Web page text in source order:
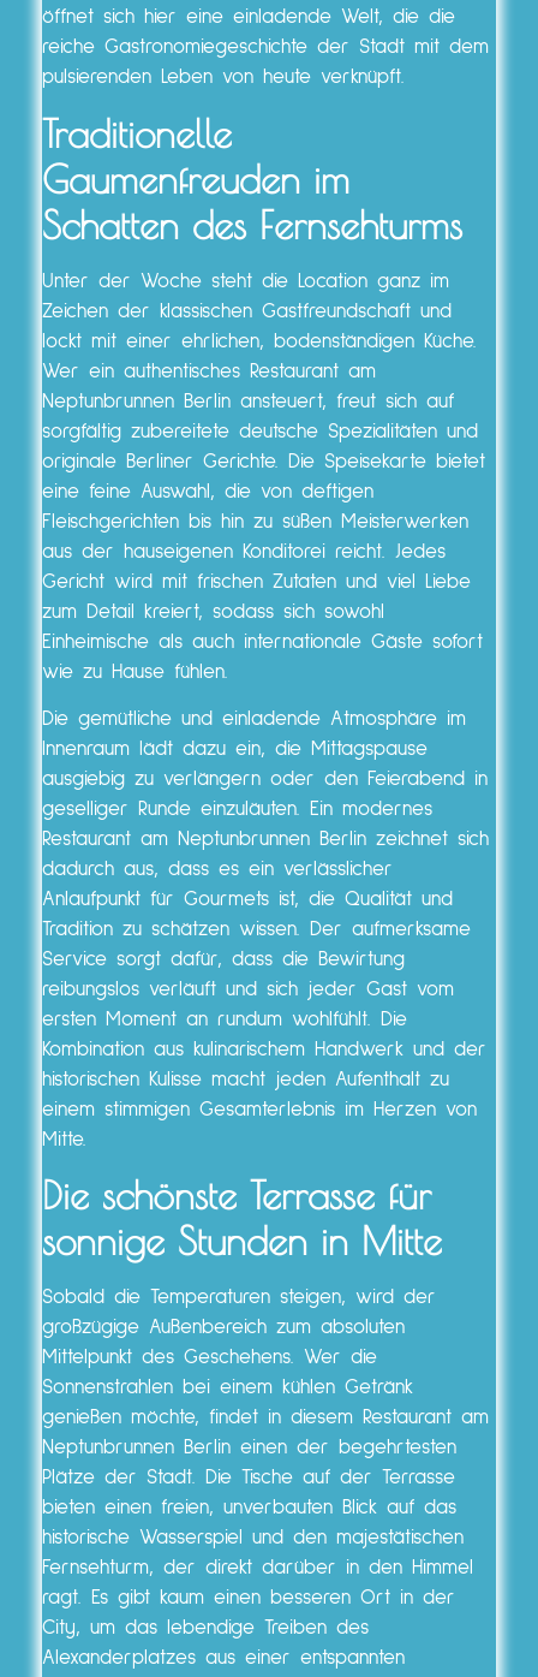
öffnet sich hier eine einladende Welt, die die
reiche Gastronomiegeschichte der Stadt mit dem
pulsierenden Leben von heute verknüpft.
Traditionelle
Gaumenfreuden im
Schatten des Fernsehturms
Unter der Woche steht die Location ganz im
Zeichen der klassischen Gastfreundschaft und
lockt mit einer ehrlichen, bodenständigen Küche.
Wer ein authentisches Restaurant am
Neptunbrunnen Berlin ansteuert, freut sich auf
sorgfältig zubereitete deutsche Spezialitäten und
originale Berliner Gerichte. Die Speisekarte bietet
eine feine Auswahl, die von deftigen
Fleischgerichten bis hin zu süßen Meisterwerken
aus der hauseigenen Konditorei reicht. Jedes
Gericht wird mit frischen Zutaten und viel Liebe
zum Detail kreiert, sodass sich sowohl
Einheimische als auch internationale Gäste sofort
wie zu Hause fühlen.
Die gemütliche und einladende Atmosphäre im
Innenraum lädt dazu ein, die Mittagspause
ausgiebig zu verlängern oder den Feierabend in
geselliger Runde einzuläuten. Ein modernes
Restaurant am Neptunbrunnen Berlin zeichnet sich
dadurch aus, dass es ein verlässlicher
Anlaufpunkt für Gourmets ist, die Qualität und
Tradition zu schätzen wissen. Der aufmerksame
Service sorgt dafür, dass die Bewirtung
reibungslos verläuft und sich jeder Gast vom
ersten Moment an rundum wohlfühlt. Die
Kombination aus kulinarischem Handwerk und der
historischen Kulisse macht jeden Aufenthalt zu
einem stimmigen Gesamterlebnis im Herzen von
Mitte.
Die schönste Terrasse für
sonnige Stunden in Mitte
Sobald die Temperaturen steigen, wird der
großzügige Außenbereich zum absoluten
Mittelpunkt des Geschehens. Wer die
Sonnenstrahlen bei einem kühlen Getränk
genießen möchte, findet in diesem Restaurant am
Neptunbrunnen Berlin einen der begehrtesten
Plätze der Stadt. Die Tische auf der Terrasse
bieten einen freien, unverbauten Blick auf das
historische Wasserspiel und den majestätischen
Fernsehturm, der direkt darüber in den Himmel
ragt. Es gibt kaum einen besseren Ort in der
City, um das lebendige Treiben des
Alexanderplatzes aus einer entspannten